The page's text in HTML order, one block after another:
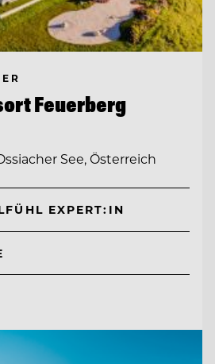
Feuerberg
See, Österreich
EXPERT:IN